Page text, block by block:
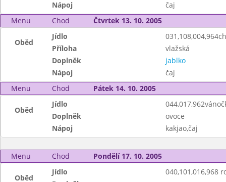
Nápoj
čaj
Menu
Chod Čtvrtek 13. 10. 2005
Oběd
Jídlo
Příloha
vlažská
Doplněk
jablko
Nápoj
čaj
Menu
Chod Pátek 14. 10. 2005
Oběd
Jídlo
Doplněk
ovoce
Nápoj
kakjao,čaj
Menu Chod Pondělí 17. 10. 2005
Oběd
Jídlo
040,101,016,968